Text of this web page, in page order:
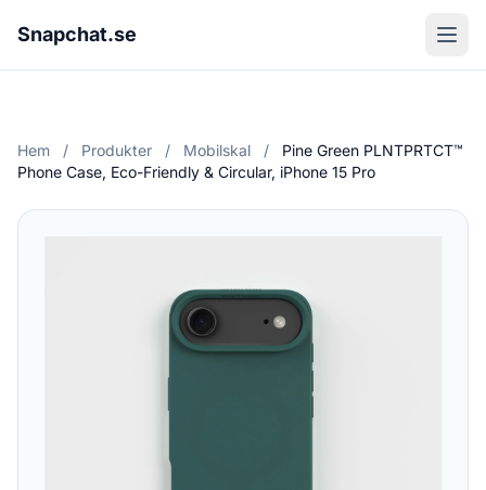
Snapchat.se
Hem / Produkter / Mobilskal /
Pine Green PLNTPRTCT™
Phone Case, Eco-Friendly & Circular, iPhone 15 Pro